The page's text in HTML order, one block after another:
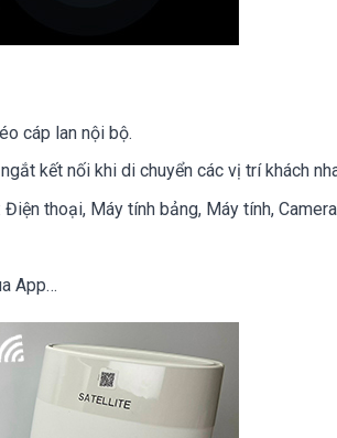
cáp lan nội bộ.
kết nối khi di chuyển các vị trí khách
thoại, Máy tính bảng, Máy tính,
App…